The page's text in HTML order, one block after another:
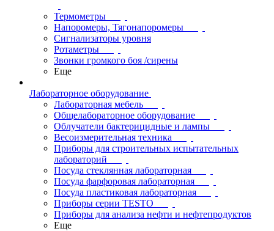
Термометры
Напоромеры, Тягонапоромеры
Сигнализаторы уровня
Ротаметры
Звонки громкого боя /сирены
Еще
Лабораторное оборудование
Лабораторная мебель
Общелабораторное оборудование
Облучатели бактерицидные и лампы
Весоизмерительная техника
Приборы для строительных испытательных
лабораторий
Посуда стеклянная лабораторная
Посуда фарфоровая лабораторная
Посуда пластиковая лабораторная
Приборы серии TESTO
Приборы для анализа нефти и нефтепродуктов
Еще